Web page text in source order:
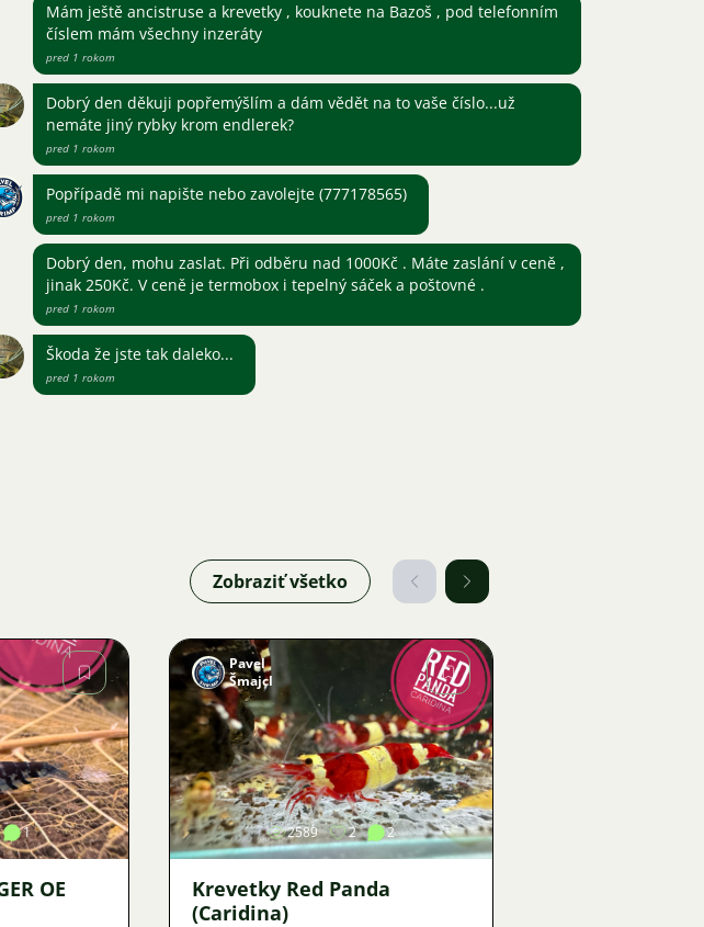
Mám ještě ancistruse a krevetky , kouknete na Bazoš , pod telefonním
číslem mám všechny inzeráty
pred 1 rokom
Dobrý den děkuji popřemýšlím a dám vědět na to vaše číslo...už
nemáte jiný rybky krom endlerek?
pred 1 rokom
Popřípadě mi napište nebo zavolejte (777178565)
pred 1 rokom
Dobrý den, mohu zaslat. Při odběru nad 1000Kč . Máte zaslání v ceně ,
jinak 250Kč. V ceně je termobox i tepelný sáček a poštovné .
pred 1 rokom
Škoda že jste tak daleko...
pred 1 rokom
Zobraziť všetko
1
OE
Obrázok
Pavel
Šmajcl
2589 2 2
Krevetky Red Panda
(Caridina)